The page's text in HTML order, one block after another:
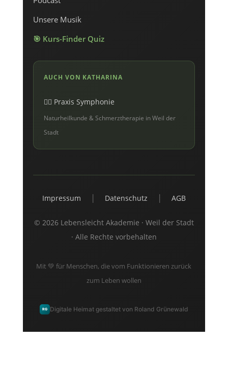
Unsere Musik
🎯 Kurs-Finder Quiz
AUCH VON KATHARINA
💆‍♀️ Praxis Symphonie
Naturheilkunde & Schmerztherapie in Weil der
Stadt
Impressum | Datenschutz | AGB
© 2026 Lebensleicht Akademie · Weil der Stadt
· Alle Rechte vorbehalten
Mit 💚 für Menschen, die vom Funktionieren zurück
zum Leben wollen
RG Digitale Heimat gestaltet von Roland Grünewald